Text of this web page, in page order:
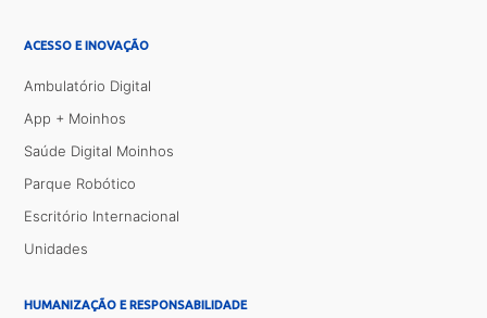
ACESSO E INOVAÇÃO
Ambulatório Digital
App + Moinhos
Saúde Digital Moinhos
Parque Robótico
Escritório Internacional
Unidades
HUMANIZAÇÃO E RESPONSABILIDADE